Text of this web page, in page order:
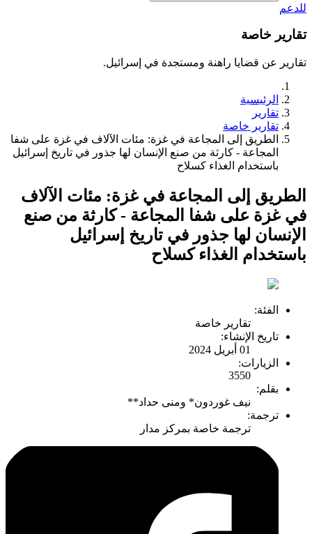
للدعم
تقارير خاصة
تقارير عن قضايا راهنة ومستجدة في إسرائيل.
الرئيسية
تقارير
تقارير خاصة
الطريق إلى المجاعة في غزة: مئات الآلاف في غزة على شفا
المجاعة - كارثة من صنع الإنسان لها جذور في تاريخ إسرائيل
باستخدام الغذاء كسلاح
الطريق إلى المجاعة في غزة: مئات الآلاف
في غزة على شفا المجاعة - كارثة من صنع
الإنسان لها جذور في تاريخ إسرائيل
باستخدام الغذاء كسلاح
الفئة:
تقارير خاصة
تاريخ الإنشاء:
01 أبريل 2024
الزيارات:
3550
بقلم:
نيف غوردون* ومنى حداد**
ترجمة:
ترجمة خاصة بمركز مدار